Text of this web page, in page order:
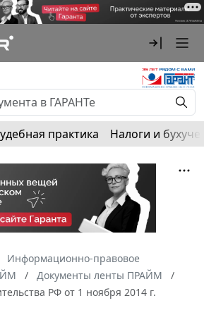
практика Налоги и
Информационно-правовое
Документы ленты ПРАЙМ
РФ от 1 ноября 2014 г.